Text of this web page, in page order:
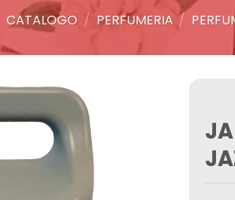
CATALOGO / PERFUMERIA /